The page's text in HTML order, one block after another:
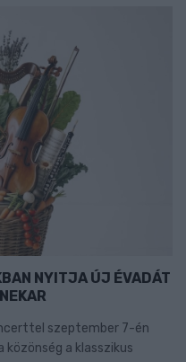
NYITJA ÚJ ÉVADÁT
szeptember 7-én
a klasszikus